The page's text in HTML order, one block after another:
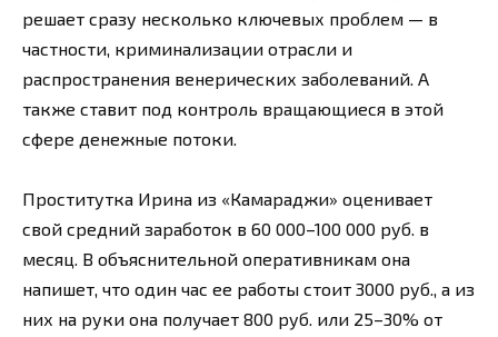
решает сразу несколько ключевых проблем — в
частности, криминализации отрасли и
распространения венерических заболеваний. А
также ставит под контроль вращающиеся в этой
сфере денежные потоки.
Проститутка Ирина из «Камараджи» оценивает
свой средний заработок в 60 000–100 000 руб. в
месяц. В объяснительной оперативникам она
напишет, что один час ее работы стоит 3000 руб., а из
них на руки она получает 800 руб. или 25–30% от